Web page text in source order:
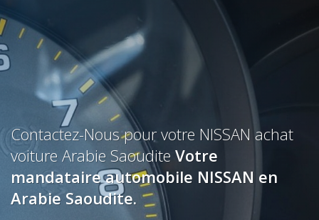
Contactez-Nous pour votre NISSAN achat
voiture Arabie Saoudite Votre
mandataire automobile NISSAN en
Arabie Saoudite.